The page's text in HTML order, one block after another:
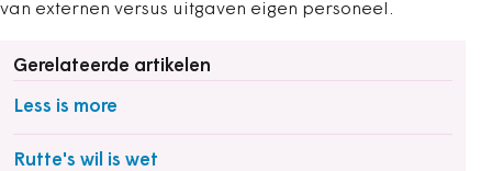
van externen versus uitgaven eigen personeel.
Gerelateerde artikelen
Less is more
Rutte's wil is wet